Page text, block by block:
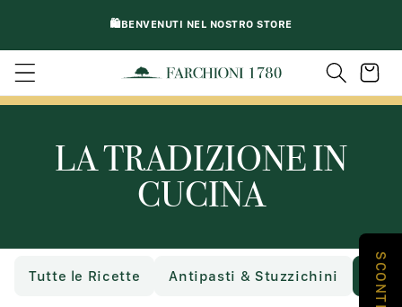
🛍️BENVENUTI NEL NOSTRO STORE
Carrello
LA TRADIZIONE IN
CUCINA
Tutte le Ricette Antipasti & Stuzzichini